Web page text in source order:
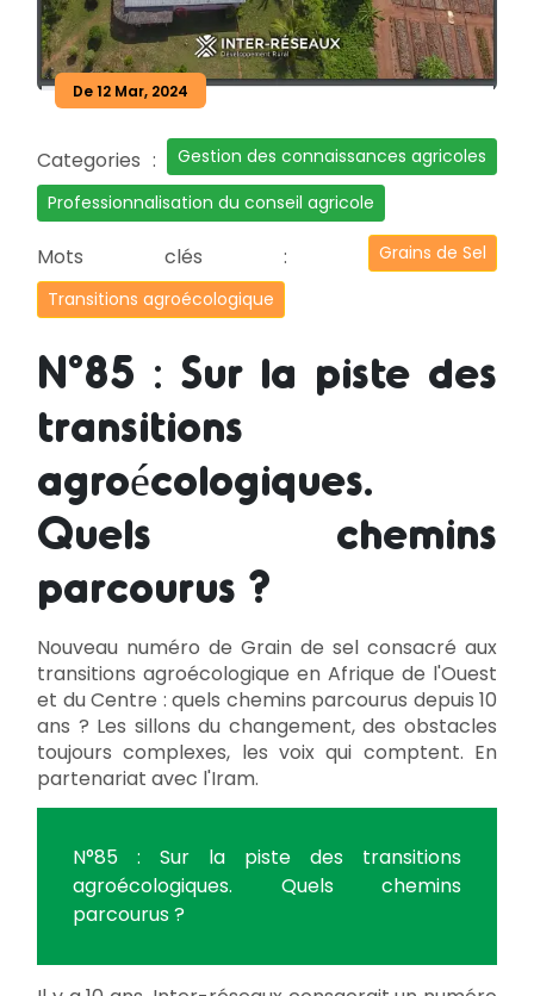
De 12 Mar, 2024
Categories :
Gestion des connaissances agricoles
Professionnalisation du conseil agricole
Mots clés :
Grains de Sel
Transitions agroécologique
N°85 : Sur la piste des
transitions
agroécologiques.
Quels chemins
parcourus ?
Nouveau numéro de Grain de sel consacré aux
transitions agroécologique en Afrique de l'Ouest
et du Centre : quels chemins parcourus depuis 10
ans ? Les sillons du changement, des obstacles
toujours complexes, les voix qui comptent. En
partenariat avec l'Iram.
N°85 : Sur la piste des transitions
agroécologiques. Quels chemins
parcourus ?